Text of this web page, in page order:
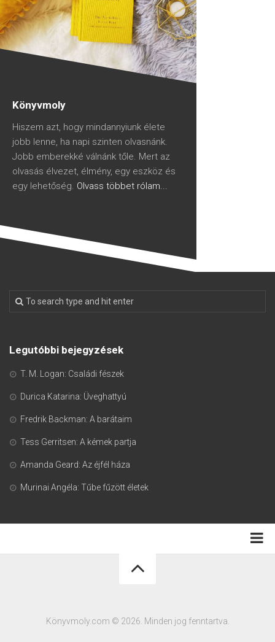
Könyvmoly
Hiszem azt, hogy mindannyiunk élete
jobb lenne, ha napi szinten olvasnánk.
Jobb emberekké válnánk tőle. Mert az
olvasás élvezet, élmény, egy eszköz és
egy lehetőség. Olvass többet rólam...
Legutóbbi bejegyzések
T. M. Logan: Családi fészek
Durica Katarina: Üveghattyú
Fredrik Backman: A barátaim
Tess Gerritsen: A kémek partja
Amanda Geard: Az éjfél háza
Murinai Angéla: Tűbe fűzött életek
Könyvmoly.com © 2026. Minden jog fenntartva.